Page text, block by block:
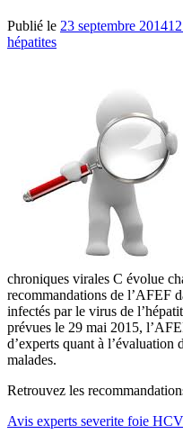
Publié le 23 septembre 2014
hépatites
chroniques virales C évolue
recommandations de l’AFEF
infectés par le virus de
prévues le 29 mai 2015,
d’experts quant à l’évaluation
malades.
Retrouvez les
Avis experts severite foie